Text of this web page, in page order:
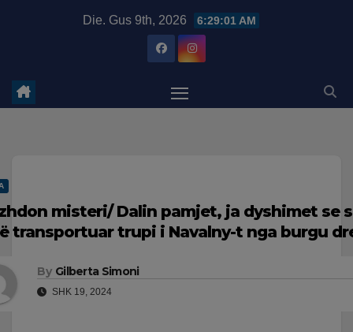
Die. Gus 9th, 2026 6:29:02 AM
misteri/ Dalin pamjet, ja dyshimet se
transportuar trupi i Navalny-t nga burgu
By Gilberta Simoni
SHK 19, 2024